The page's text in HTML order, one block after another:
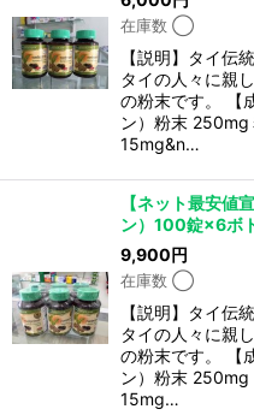
在庫数 ◯
【説明】タイ伝
タイの人々に親
の粉末です。 【
ン）粉末 250mg
15mg&n…
【ネット最安値
ン）100錠×6ボ
9,900円
在庫数 ◯
【説明】タイ伝
タイの人々に親
の粉末です。 【
ン）粉末 250mg
15mg…